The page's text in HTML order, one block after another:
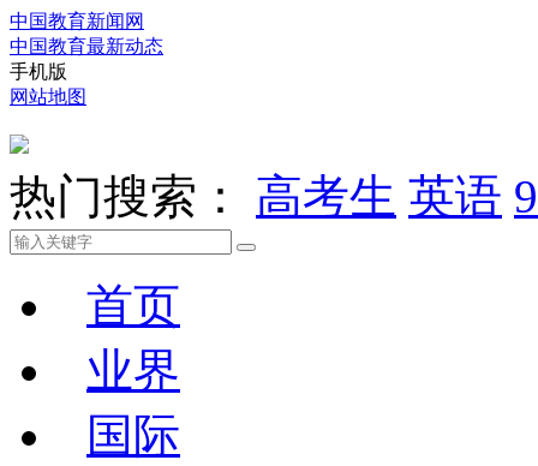
中国教育新闻网
中国教育最新动态
手机版
网站地图
热门搜索： 高考生 英语
首页
业界
国际